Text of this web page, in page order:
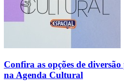
Confira as opções de
na Agenda Cultural